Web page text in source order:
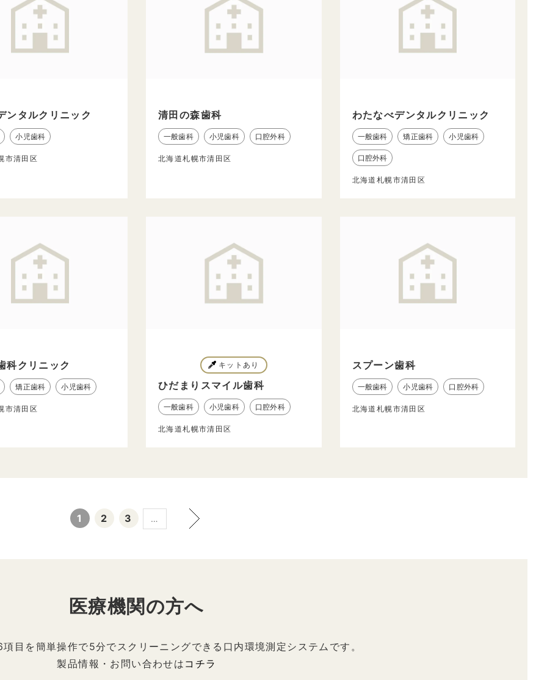
ンタルクリニック
小児歯科
市清田区
清田の森歯科
一般歯科 小児歯科 口腔外科
北海道札幌市清田区
わたなべデンタルクリニック
一般歯科 矯正歯科 小児歯科
口腔外科
北海道札幌市清田区
科クリニック
矯正歯科 小児歯科
市清田区
キットあり
ひだまりスマイル歯科
一般歯科 小児歯科 口腔外科
北海道札幌市清田区
スプーン歯科
一般歯科 小児歯科 口腔外科
北海道札幌市清田区
1 2 3 …
医療機関の方へ
目を簡単操作で5分でスクリーニングできる口内環境測定システムです。
製品情報・お問い合わせは コチラ